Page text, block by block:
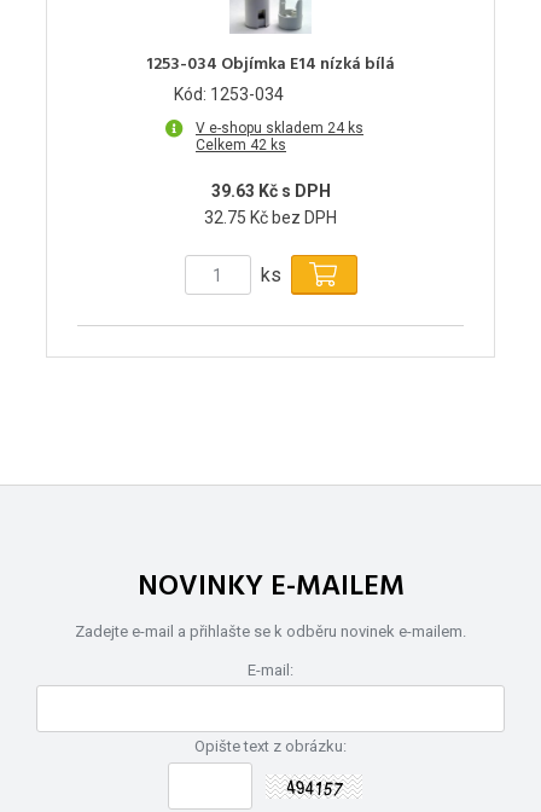
1253-034 Objímka E14 nízká bílá
Kód: 1253-034
V e-shopu skladem 24 ks
Celkem 42 ks
39.63 Kč s DPH
32.75 Kč bez DPH
ks
NOVINKY E-MAILEM
Zadejte e-mail a přihlašte se k odběru novinek e-mailem.
E-mail:
Opište text z obrázku: